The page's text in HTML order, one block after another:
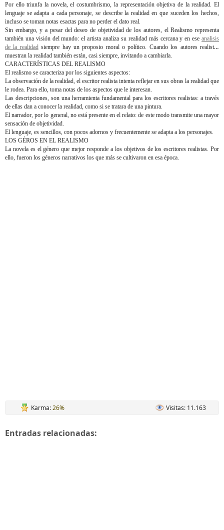
Por ello triunfa la novela, el costumbrismo, la representación objetiva de la realidad. El
lenguaje se adapta a cada personaje, se describe la realidad en que suceden los hechos,
incluso se toman notas esactas para no perder el dato real.
Sin embargo, y a pesar del deseo de objetividad de los autores, el Realismo representa
también una visión del mundo: el artista analiza su realidad más cercana y en ese analisis
de la realidadsiempre hay un proposio moral o político. Cuando los autores realistas
muestran la realidad también están, casi siempre, invitando a cambiarla.
CARACTERÍSTICAS DEL REALISMO
El realismo se caracteriza por los siguientes aspectos:
La observación de la realidad, el escritor realista intenta reflejar en sus obras la realidad que
le rodea. Para ello, toma notas de los aspectos que le interesan.
Las descripciones, son una herramienta fundamental para los escritores realistas: a través
de ellas dan a conocer la realidad, como si se tratara de una pintura.
El narrador, por lo general, no está presente en el relato: de este modo transmite una mayor
sensación de objetividad.
El lenguaje, es sencillos, con pocos adornos y frecuentemente se adapta a los personajes.
LOS GÉROS EN EL REALISMO
La novela es el género que mejor responde a los objetivos de los escritores realistas. Por
ello, fueron los géneros narrativos los que más se cultivaron en esa época.
Karma:26% Visitas: 11.163
Entradas relacionadas: